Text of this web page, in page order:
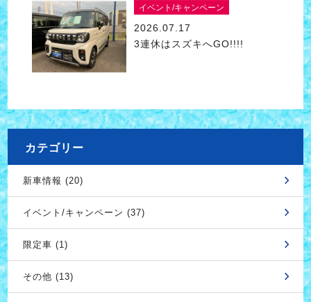
イベント/キャンペーン
2026.07.17
3連休はスズキへGO!!!!
カテゴリー
新車情報 (20)
イベント/キャンペーン (37)
限定車 (1)
その他 (13)